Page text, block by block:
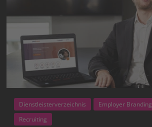
Dienstleisterverzeichnis Employer Branding
Recruiting